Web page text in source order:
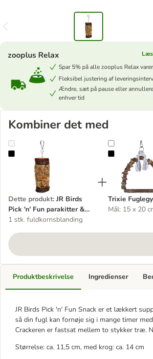
zooplus Relax
Spar 5% på alle zooplus Relax varer
Fleksibel justering af
Ændre, sæt på pause eller
enhver tid
Kombiner det med
JR Birds Pick 'n' Fun parakitter & papegøjer
Dette produkt: JR Birds
Pick 'n' Fun parakitter &
papegøjer
1 stk. fuldkornsblanding
Trixie
Trixie
Mål: 15 x 20
Produktbeskrivelse
JR Birds Pick 'n' Fun Snack er et lækkert
så din fugl kan fornøje sig i mange timer
Crackeren er fastsat mellem to stykker træ.
Størrelse: ca. 11,5 cm, med krog: ca. 14 cm
Ingredienser